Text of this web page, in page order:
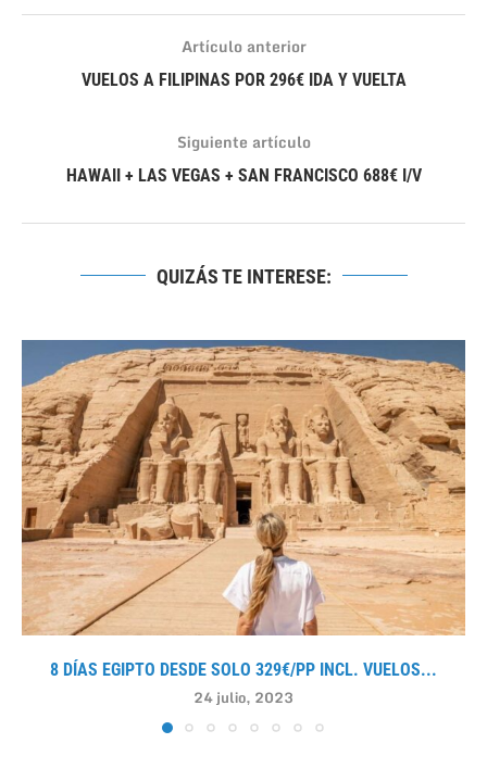
Artículo anterior
VUELOS A FILIPINAS POR 296€ IDA Y VUELTA
Siguiente artículo
HAWAII + LAS VEGAS + SAN FRANCISCO 688€ I/V
QUIZÁS TE INTERESE:
8 DÍAS EGIPTO DESDE SOLO 329€/PP INCL. VUELOS...
24 julio, 2023